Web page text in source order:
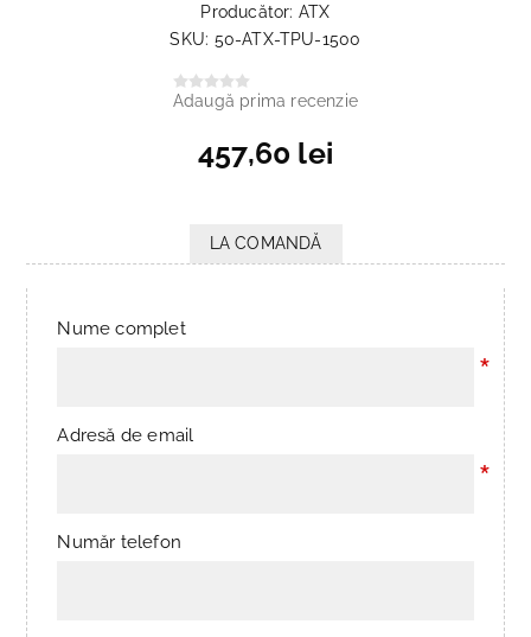
Producător: ATX
SKU: 50-ATX-TPU-1500
Adaugă prima recenzie
457,60 lei
LA COMANDĂ
Nume complet
*
Adresă de email
*
Număr telefon